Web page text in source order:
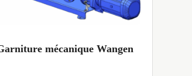
mécanique Wangen